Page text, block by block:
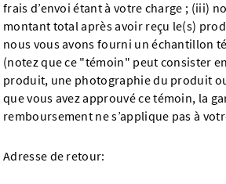
frais d’envoi étant à votre charge ; (iii)
montant total après avoir reçu le(s)
nous vous avons fourni un échantillon
(notez que ce "témoin" peut consister
produit, une photographie du produit
que vous avez approuvé ce témoin, la
remboursement ne s’applique pas à
Adresse de retour: